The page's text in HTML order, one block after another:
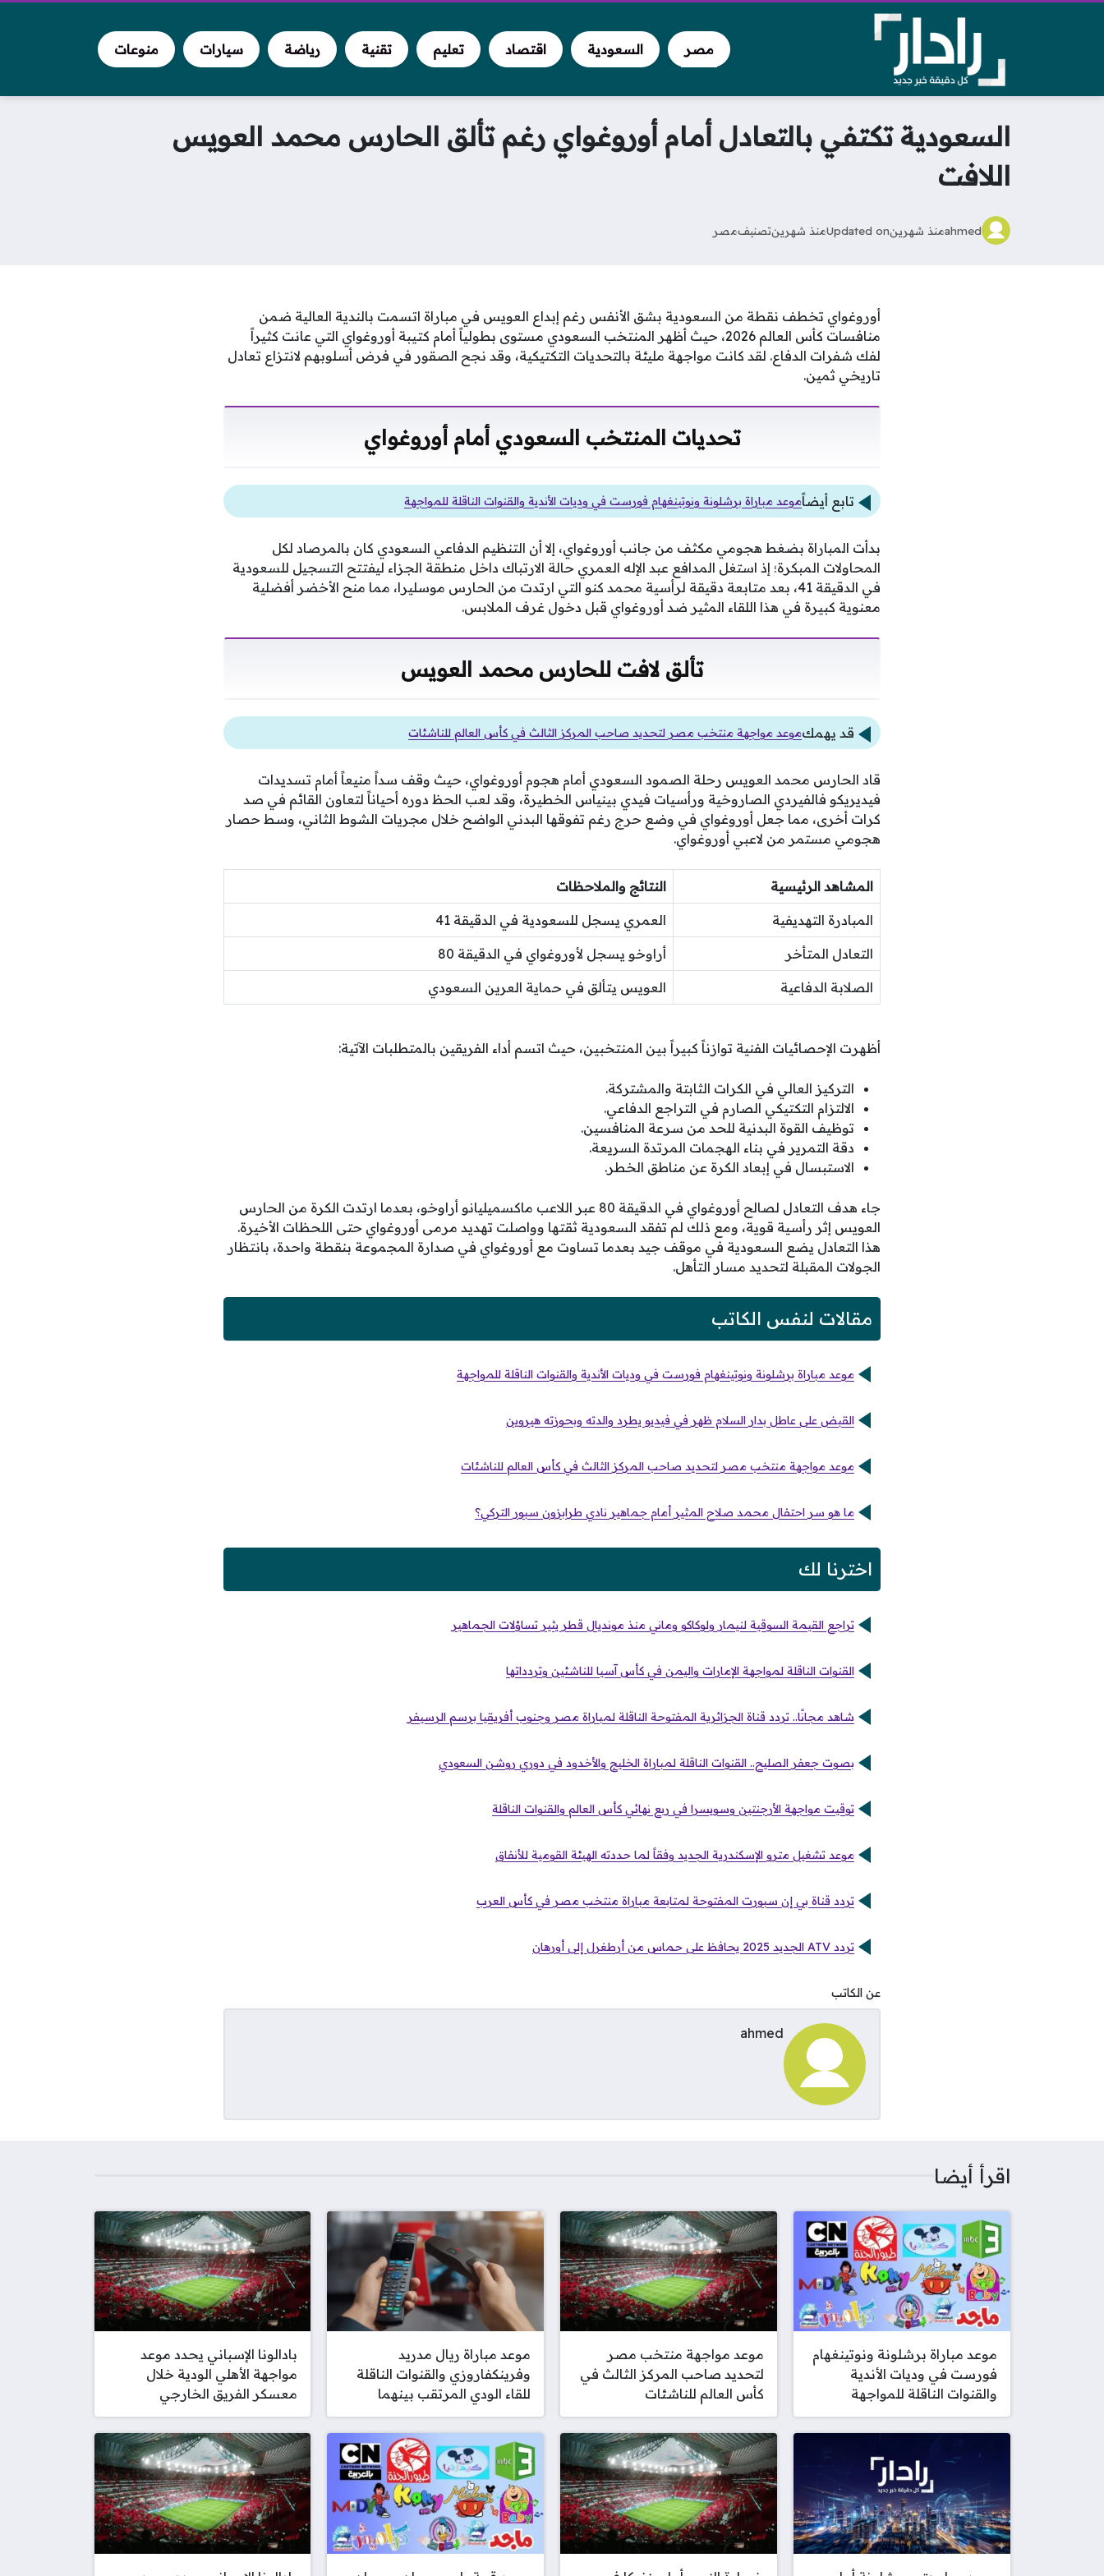
مصر السعودية اقتصاد تعليم تقنية رياضة سيارات منوعات
السعودية تكتفي بالتعادل أمام أوروغواي رغم تألق الحارس محمد العويس
اللافت
ahmedمنذ شهرينUpdated onمنذ شهرينتصنيفمصر
أوروغواي تخطف نقطة من السعودية بشق الأنفس رغم إبداع العويس في مباراة اتسمت بالندية العالية ضمن
منافسات كأس العالم 2026، حيث أظهر المنتخب السعودي مستوى بطولياً أمام كتيبة أوروغواي التي عانت كثيراً
لفك شفرات الدفاع. لقد كانت مواجهة مليئة بالتحديات التكتيكية، وقد نجح الصقور في فرض أسلوبهم لانتزاع تعادل
تاريخي ثمين.
تحديات المنتخب السعودي أمام أوروغواي
تابع أيضاًموعد مباراة برشلونة ونوتينغهام فورست في وديات الأندية والقنوات الناقلة للمواجهة
بدأت المباراة بضغط هجومي مكثف من جانب أوروغواي، إلا أن التنظيم الدفاعي السعودي كان بالمرصاد لكل
المحاولات المبكرة؛ إذ استغل المدافع عبد الإله العمري حالة الارتباك داخل منطقة الجزاء ليفتتح التسجيل للسعودية
في الدقيقة 41، بعد متابعة دقيقة لرأسية محمد كنو التي ارتدت من الحارس موسليرا، مما منح الأخضر أفضلية
معنوية كبيرة في هذا اللقاء المثير ضد أوروغواي قبل دخول غرف الملابس.
تألق لافت للحارس محمد العويس
قد يهمكموعد مواجهة منتخب مصر لتحديد صاحب المركز الثالث في كأس العالم للناشئات
قاد الحارس محمد العويس رحلة الصمود السعودي أمام هجوم أوروغواي، حيث وقف سداً منيعاً أمام تسديدات
فيديريكو فالفيردي الصاروخية ورأسيات فيدي بينياس الخطيرة، وقد لعب الحظ دوره أحياناً لتعاون القائم في صد
كرات أخرى، مما جعل أوروغواي في وضع حرج رغم تفوقها البدني الواضح خلال مجريات الشوط الثاني، وسط حصار
هجومي مستمر من لاعبي أوروغواي.
المشاهد الرئيسية النتائج والملاحظات
المبادرة التهديفية العمري يسجل للسعودية في الدقيقة 41
التعادل المتأخر أراوخو يسجل لأوروغواي في الدقيقة 80
الصلابة الدفاعية العويس يتألق في حماية العرين السعودي
أظهرت الإحصائيات الفنية توازناً كبيراً بين المنتخبين، حيث اتسم أداء الفريقين بالمتطلبات الآتية:
التركيز العالي في الكرات الثابتة والمشتركة.
الالتزام التكتيكي الصارم في التراجع الدفاعي.
توظيف القوة البدنية للحد من سرعة المنافسين.
دقة التمرير في بناء الهجمات المرتدة السريعة.
الاستبسال في إبعاد الكرة عن مناطق الخطر.
جاء هدف التعادل لصالح أوروغواي في الدقيقة 80 عبر اللاعب ماكسميليانو أراوخو، بعدما ارتدت الكرة من الحارس
العويس إثر رأسية قوية، ومع ذلك لم تفقد السعودية ثقتها وواصلت تهديد مرمى أوروغواي حتى اللحظات الأخيرة.
هذا التعادل يضع السعودية في موقف جيد بعدما تساوت مع أوروغواي في صدارة المجموعة بنقطة واحدة، بانتظار
الجولات المقبلة لتحديد مسار التأهل.
مقالات لنفس الكاتب
موعد مباراة برشلونة ونوتينغهام فورست في وديات الأندية والقنوات الناقلة للمواجهة
القبض على عاطل بدار السلام ظهر في فيديو يطرد والدته وبحوزته هيروين
موعد مواجهة منتخب مصر لتحديد صاحب المركز الثالث في كأس العالم للناشئات
ما هو سر احتفال محمد صلاح المثير أمام جماهير نادي طرابزون سبور التركي؟
اخترنا لك
تراجع القيمة السوقية لنيمار ولوكاكو وماني منذ مونديال قطر يثير تساؤلات الجماهير
القنوات الناقلة لمواجهة الإمارات واليمن في كأس آسيا للناشئين وتردداتها
شاهد مجانًا.. تردد قناة الجزائرية المفتوحة الناقلة لمباراة مصر وجنوب أفريقيا برسم الرسيفر
بصوت جعفر الصليح.. القنوات الناقلة لمباراة الخليج والأخدود في دوري روشن السعودي
توقيت مواجهة الأرجنتين وسويسرا في ربع نهائي كأس العالم والقنوات الناقلة
موعد تشغيل مترو الإسكندرية الجديد وفقاً لما حددته الهيئة القومية للأنفاق
تردد قناة بي إن سبورت المفتوحة لمتابعة مباراة منتخب مصر في كأس العرب
تردد ATV الجديد 2025 يحافظ على حماس من أرطغرل إلى أورهان
عن الكاتب
ahmed
اقرأ أيضا
موعد مباراة برشلونة ونوتينغهام
فورست في وديات الأندية
والقنوات الناقلة للمواجهة
موعد مواجهة منتخب مصر
لتحديد صاحب المركز الثالث في
كأس العالم للناشئات
موعد مباراة ريال مدريد
وفرينكفاروزي والقنوات الناقلة
للقاء الودي المرتقب بينهما
بادالونا الإسباني يحدد موعد
مواجهة الأهلي الودية خلال
معسكر الفريق الخارجي